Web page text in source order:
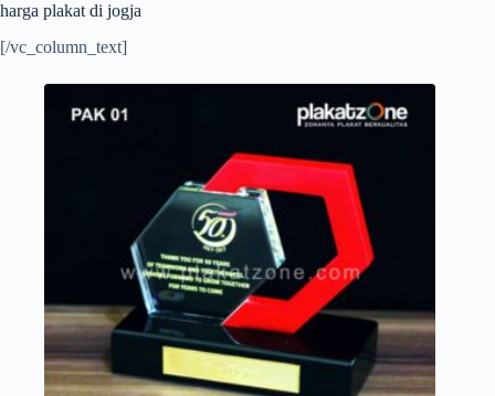
harga plakat di jogja
[/vc_column_text]